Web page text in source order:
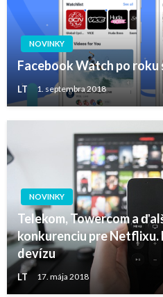
NOVINKY
Facebook Watch po roku
LT 1. septembra 2018
NOVINKY
Telekom, Towercom a
konkurenciu pre
devízu
LT 17. mája 2018